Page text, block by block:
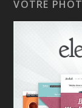
VOTRE